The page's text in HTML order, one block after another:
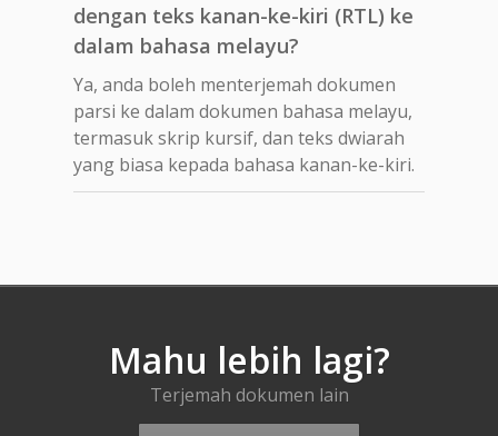
dengan teks kanan-ke-kiri (RTL) ke
dalam bahasa melayu?
Ya, anda boleh menterjemah dokumen
parsi ke dalam dokumen bahasa melayu,
termasuk skrip kursif, dan teks dwiarah
yang biasa kepada bahasa kanan-ke-kiri.
Mahu lebih lagi?
Terjemah dokumen lain